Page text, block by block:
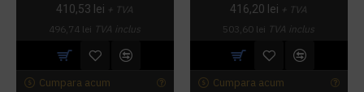
410,53 lei + TVA
496,74 lei TVA inclus
Cumpara acum
416,20 lei + TVA
503,60 lei TVA inclus
Cumpara acum